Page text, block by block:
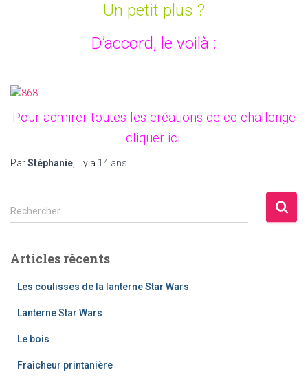
Un petit plus ?
D’accord, le voilà :
Pour admirer toutes les créations de ce challenge
cliquer ici.
ParStéphanie , il y a 14 ans
R
e
e
Rechercher…
Articles récents
Les coulisses de la lanterne Star Wars
Lanterne Star Wars
Le bois
Fraîcheur printanière